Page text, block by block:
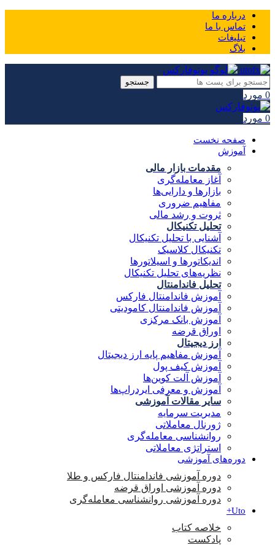
درباره ما
تماس با ما
تبلیغات
بلاگ
جستجو
0 مورد
0 مورد
صفحه نخست
آموزش
مقدمات بازار مالی
آغاز معامله‌گری
بازارها و دارایی‌ها
مفاهیم ضروری
ثروت و رشد مالی
تحلیل تکنیکال
آشنایی با تحلیل تکنیکال
تکنیکال کلاسیک
اندیکاتورها و اسیلاتورها
نظریه‌های تحلیل تکنیکال
تحلیل فاندامنتال
آموزش فاندامنتال فارکس
آموزش فاندامنتال کامودیتی
آموزش بانک مرکزی
اوراق قرضه
ارز دیجیتال
آموزش مفاهیم پایه ارز دیجیتال
آموزش کیف پول
آموزش آلت کوین‌ها
آموزش و معرفی ایردراپ‌ها
سایر مقالات آموزشی
مدیریت سرمایه
ژورنال معاملاتی
روانشناسی معامله‌گری
استراتژی معاملاتی
دوره‌های آموزشی
دوره آموزشی فاندامنتال فارکس و طلا
دوره آموزشی اوراق قرضه
دوره آموزشی روانشناسی معامله‌گری
Uto+
خلاصه کتاب
پادکست